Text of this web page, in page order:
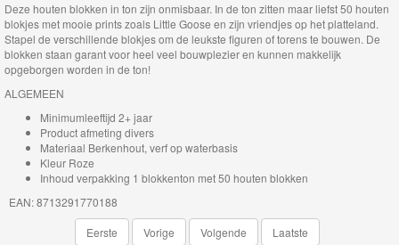
trein
hout
Thomas
Adventures
Thomas
de
Trein
Accessoires
Deze houten blokken in ton zijn onmisbaar. In de ton zitten maar liefst 50 houten
blokjes met mooie prints zoals Little Goose en zijn vriendjes op het platteland.
Stapel de verschillende blokjes om de leukste figuren of torens te bouwen. De
blokken staan garant voor heel veel bouwplezier en kunnen makkelijk
opgeborgen worden in de ton!
ALGEMEEN
Minimumleeftijd 2+ jaar
Product afmeting divers
Materiaal Berkenhout, verf op waterbasis
Kleur Roze
Inhoud verpakking 1 blokkenton met 50 houten blokken
EAN: 8713291770188
Eerste
Vorige Volgende
Laatste